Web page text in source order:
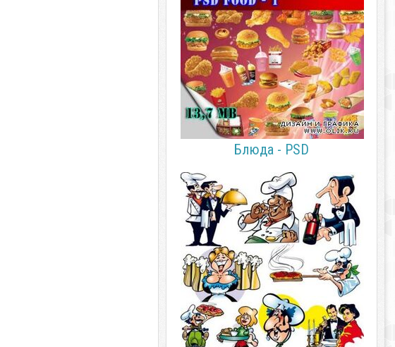
Блюда - PSD